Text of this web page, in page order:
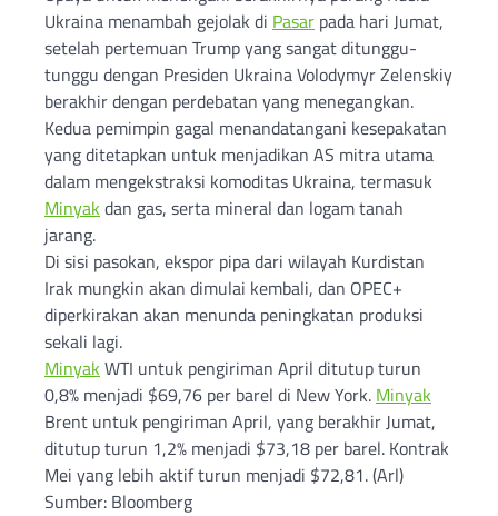
Ukraina menambah gejolak di Pasar pada hari Jumat,
setelah pertemuan Trump yang sangat ditunggu-
tunggu dengan Presiden Ukraina Volodymyr Zelenskiy
berakhir dengan perdebatan yang menegangkan.
Kedua pemimpin gagal menandatangani kesepakatan
yang ditetapkan untuk menjadikan AS mitra utama
dalam mengekstraksi komoditas Ukraina, termasuk
Minyak dan gas, serta mineral dan logam tanah
jarang.
Di sisi pasokan, ekspor pipa dari wilayah Kurdistan
Irak mungkin akan dimulai kembali, dan OPEC+
diperkirakan akan menunda peningkatan produksi
sekali lagi.
Minyak WTI untuk pengiriman April ditutup turun
0,8% menjadi $69,76 per barel di New York. Minyak
Brent untuk pengiriman April, yang berakhir Jumat,
ditutup turun 1,2% menjadi $73,18 per barel. Kontrak
Mei yang lebih aktif turun menjadi $72,81. (Arl)
Sumber: Bloomberg